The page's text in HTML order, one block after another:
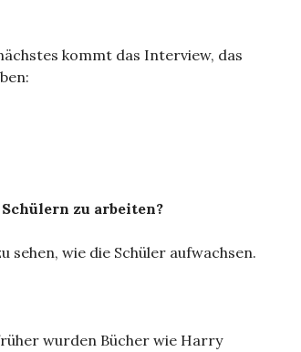
kommt das Interview, das
zu arbeiten?
sehen, wie die Schüler aufwachsen.
wurden Bücher wie Harry